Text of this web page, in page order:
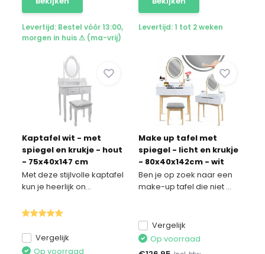
Levertijd: Bestel vóór 13:00,
morgen in huis ⚠ (ma-vrij)
Levertijd: 1 tot 2 weken
Kaptafel wit - met
spiegel en krukje - hout
- 75x40x147 cm
Met deze stijlvolle kaptafel
kun je heerlijk on...
Vergelijk
Op voorraad
Make up tafel met
spiegel - licht en krukje
- 80x40x142cm - wit
Ben je op zoek naar een
make-up tafel die niet ...
Vergelijk
Op voorraad